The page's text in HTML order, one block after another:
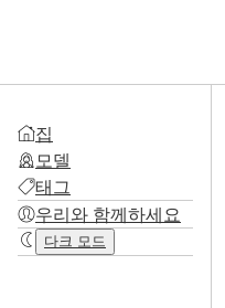
집
모델
태그
우리와 함께하세요
다크 모드